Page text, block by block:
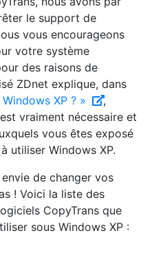
le support de
vous encourageons
votre système
des raisons de
ZDnet explique, dans
XP ? »
,
vraiment nécessaire et
vous êtes exposé
utiliser Windows XP.
envie de changer vos
! Voici la liste des
CopyTrans que
sous Windows XP :